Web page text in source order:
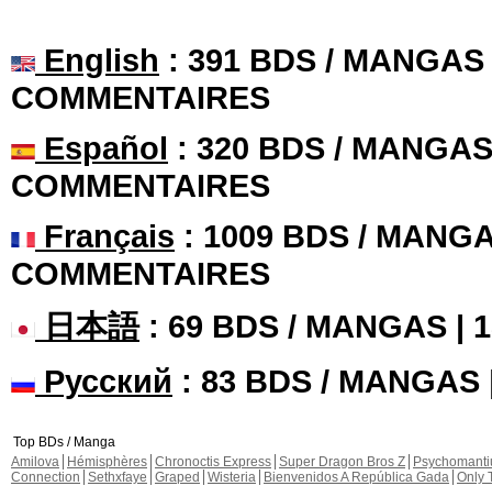
English : 391 BDS /
COMMENTAIRES
Español : 320 BDS /
COMMENTAIRES
Français : 1009 BDS /
COMMENTAIRES
日本語: 69 BDS / MANGAS |
Русский : 83 BDS / MANGAS
Top BDs / Manga
Amilova
Hémisphères Chronoctis Express Super Dragon Bros Z
Connection Sethxfaye Graped Wisteria Bienvenidos A República Gada Only